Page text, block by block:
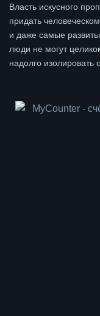
Власть искусного
придать
и даже самые
люди не могут
надолго изолировать